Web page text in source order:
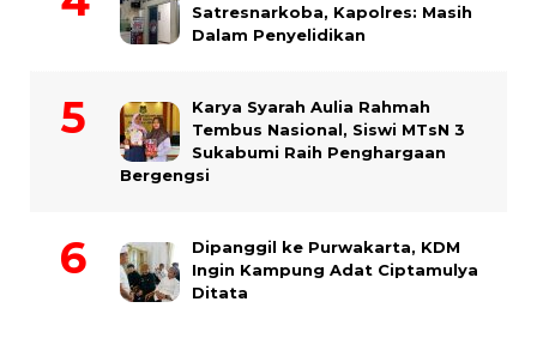
Satresnarkoba, Kapolres: Masih
Dalam Penyelidikan
Karya Syarah Aulia Rahmah
Tembus Nasional, Siswi MTsN 3
Sukabumi Raih Penghargaan
Bergengsi
Dipanggil ke Purwakarta, KDM
Ingin Kampung Adat Ciptamulya
Ditata